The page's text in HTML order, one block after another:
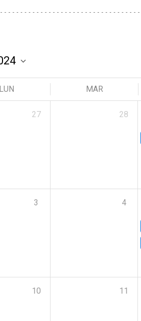
LUN MAR
27 28
3 4
10 11